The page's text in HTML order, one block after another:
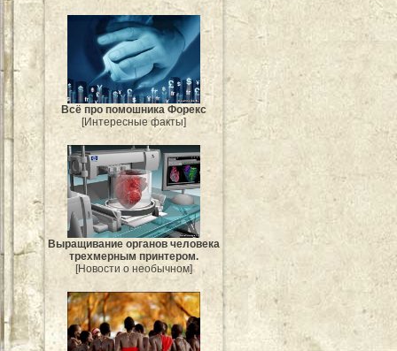
Всё про помошника Форекс
[Интересные факты]
Выращивание органов человека
трехмерным принтером.
[Новости о необычном]